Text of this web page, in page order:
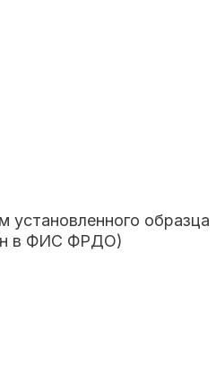
установленного образца
в ФИС ФРДО)